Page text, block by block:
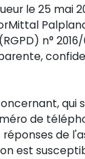
le 25 mai
n° 2016/
qui
de
de
est